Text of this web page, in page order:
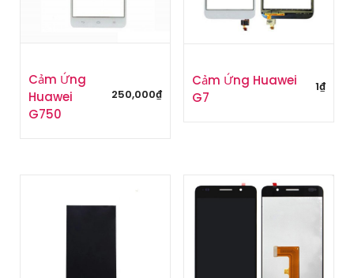
Cảm Ứng
Huawei
G750
250,000₫
Cảm Ứng Huawei
G7
1₫